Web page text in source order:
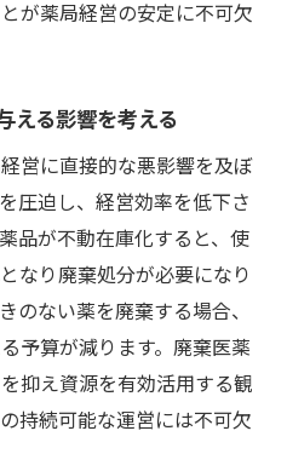
案する在庫不足時の代替
薬局で安心して薬を受け
剤薬局の在庫管理術
庫削減に役立つ管理ポイ
限にする調剤薬局の工夫
調剤薬局での適正在庫の
が薬局経営の安定に不可欠
える影響を考える
営に直接的な悪影響を及ぼ
圧迫し、経営効率を低下さ
品が不動在庫化すると、使
なり廃棄処分が必要になり
のない薬を廃棄する場合、
予算が減ります。廃棄医薬
抑え資源を有効活用する観
持続可能な運営には不可欠